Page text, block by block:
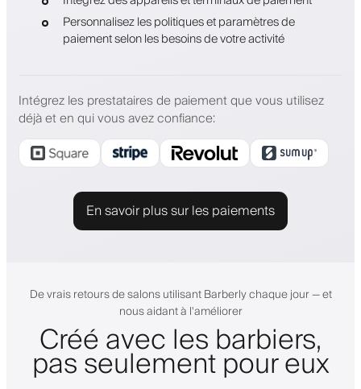
Personnalisez les politiques et paramètres de
paiement selon les besoins de votre activité
Intégrez les prestataires de paiement que vous utilisez
déjà et en qui vous avez confiance:
En savoir plus sur les paiements
De vrais retours de salons utilisant Barberly chaque jour — et
nous aidant à l'améliorer
Créé avec les barbiers,
pas seulement pour eux